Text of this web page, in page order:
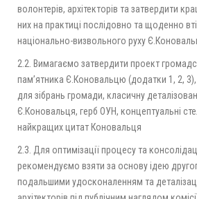
волонтерів, архітекторів та затвердити
них на практиці послідовно та щоденно
національно-визвольного руху
2.2. Вимагаємо затвердити проект
пам’ятника Є.Коновальцю (додатки 1, 2,
для зібрань громади, класичну
Є.Коновальця, герб ОУН, концептуальні
найкращих цитат Коновальця
2.3. Для оптимізації процесу та
рекомендуємо взяти за основу ідею
подальшими удосконаленням та